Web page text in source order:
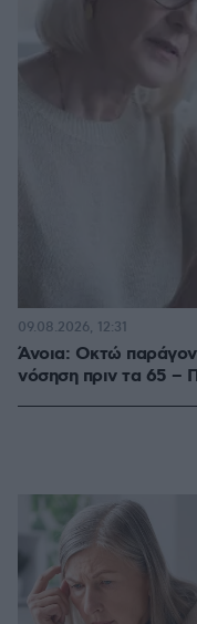
Άνοια: Οκτώ
νόσηση πριν τα 65 –
09.08.2026, 12:31